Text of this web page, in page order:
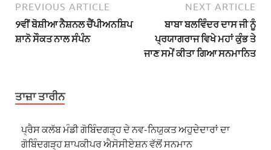
PREVIOUS ARTICLE
9ਵੀਂ ਬੋਸ਼ੀਆ ਨੈਸ਼ਨਲ ਚੈਂਪੀਅਨਸ਼ਿਪ
ਸ਼ਾਨੋ ਸੌਕਤ ਨਾਲ ਸੰਪੰਨ
NEXT ARTICLE
ਬਾਬਾ ਬਲਵਿੰਦਰ ਦਾਸ ਜੀ ਨੂੰ
ਪ੍ਰਯਾਗਰਾਜ ਵਿਖੇ ਮਹਾਂ ਕੁੰਭ ਤੇ
ਜਾਣ ਸਮੇਂ ਕੀਤਾ ਗਿਆ ਸਨਮਾਨਿਤ
ਤਾਜ਼ਾ ਤਾਰੀਨ
ਪ੍ਰੈਸ ਕਲੱਬ ਮੰਡੀ ਗੋਬਿੰਦਗੜ੍ਹ ਦੇ ਨਵ-ਨਿਯੁਕਤ ਅਹੁਦੇਦਾਰਾਂ ਦਾ
ਗੋਬਿੰਦਗੜ੍ਹ ਸ਼ਾਪਕੀਪਰ ਐਸੋਸੀਏਸ਼ਨ ਵੱਲੋਂ ਸਨਮਾਨ